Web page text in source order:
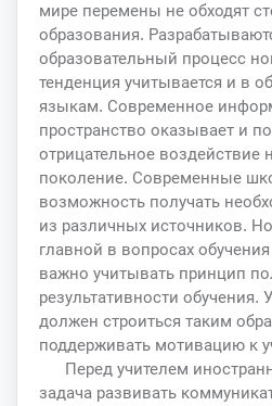
мире перемены не обходят
образования.
образовательный процесс
тенденция учитывается и в
языкам. Современное
пространство оказывает и
отрицательное воздействие
поколение. Современные
возможность получать
из различных источников.
главной в вопросах
важно учитывать принцип
результативности обучения.
должен строиться таким
поддерживать мотивацию к
Перед учителем
задача развивать